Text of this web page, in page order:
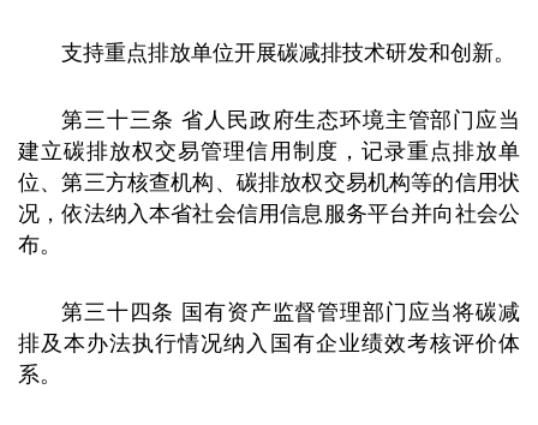
支持重点排放单位开展碳减排技术研发和创新。
第三十三条 省人民政府生态环境主管部门应当
建立碳排放权交易管理信用制度，记录重点排放单
位、第三方核查机构、碳排放权交易机构等的信用状
况，依法纳入本省社会信用信息服务平台并向社会公
布。
第三十四条 国有资产监督管理部门应当将碳减
排及本办法执行情况纳入国有企业绩效考核评价体
系。